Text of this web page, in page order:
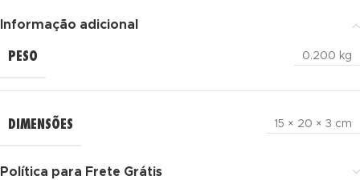
Informação adicional
PESO 0.200 kg
DIMENSÕES 15 × 20 × 3 cm
Política para Frete Grátis